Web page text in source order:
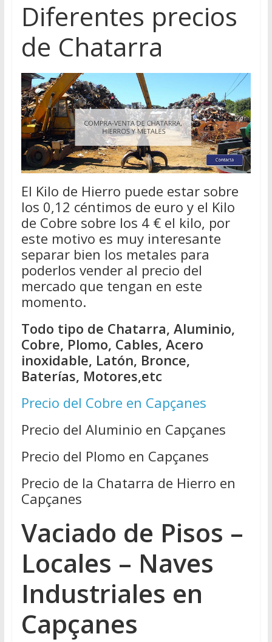
Diferentes precios
de Chatarra
El Kilo de Hierro puede estar sobre
los 0,12 céntimos de euro y el Kilo
de Cobre sobre los 4 € el kilo, por
este motivo es muy interesante
separar bien los metales para
poderlos vender al precio del
mercado que tengan en este
momento.
Todo tipo de Chatarra, Aluminio,
Cobre, Plomo, Cables, Acero
inoxidable, Latón, Bronce,
Baterías, Motores,etc
Precio del Cobre en Capçanes
Precio del Aluminio en Capçanes
Precio del Plomo en Capçanes
Precio de la Chatarra de Hierro en
Capçanes
Vaciado de Pisos –
Locales – Naves
Industriales en
Capçanes